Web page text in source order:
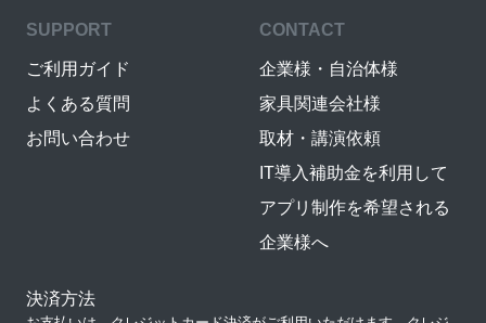
SUPPORT
ご利用ガイド
よくある質問
お問い合わせ
CONTACT
企業様・自治体様
家具関連会社様
取材・講演依頼
IT導入補助金を利用して
アプリ制作を希望される
企業様へ
決済方法